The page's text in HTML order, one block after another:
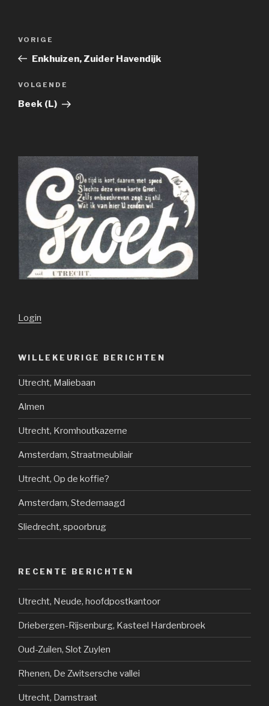
Vorig
bericht
VORIGE
Enkhuizen, Zuider Havendijk
Volgend
bericht
VOLGENDE
Beek (L)
Login
WILLEKEURIGE BERICHTEN
Utrecht, Maliebaan
Almen
Utrecht, Kromhoutkazerne
Amsterdam, Straatmeubilair
Utrecht, Op de koffie?
Amsterdam, Stedemaagd
Sliedrecht, spoorbrug
RECENTE BERICHTEN
Utrecht, Neude, hoofdpostkantoor
Driebergen-Rijsenburg, Kasteel Hardenbroek
Oud-Zuilen, Slot Zuylen
Rhenen, De Zwitsersche vallei
Utrecht, Damstraat